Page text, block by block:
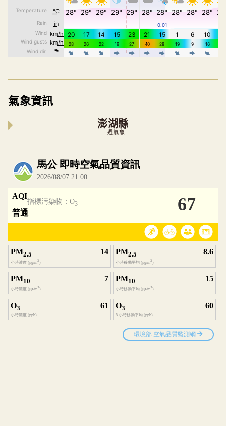
氣象資訊
澎湖縣
一週氣象
內嵌空氣品質小工具為視覺預覽，完整即時空